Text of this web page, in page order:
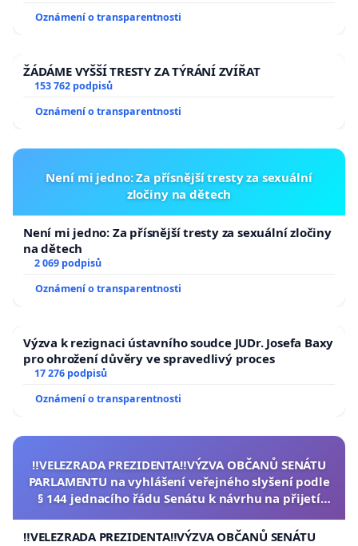
Oznámení o transparentnosti
ŽÁDÁME VYŠŠÍ TRESTY ZA TÝRÁNÍ ZVÍŘAT
153 762 podpisů
Oznámení o transparentnosti
Není mi jedno: Za přísnější tresty za sexuální
zločiny na dětech
Není mi jedno: Za přísnější tresty za sexuální zločiny
na dětech
2 069 podpisů
Oznámení o transparentnosti
Výzva k rezignaci ústavního soudce JUDr. Josefa Baxy
pro ohrožení důvěry ve spravedlivý proces
17 276 podpisů
Oznámení o transparentnosti
‼️VELEZRADA PREZIDENTA‼️VÝZVA OBČANŮ SENÁTU
PARLAMENTU na vyhlášení veřejného slyšení podle
§ 144 jednacího řádu Senátu k návrhu na přijetí
republiky
‼️VELEZRADA PREZIDENTA‼️VÝZVA OBČANŮ SENÁTU